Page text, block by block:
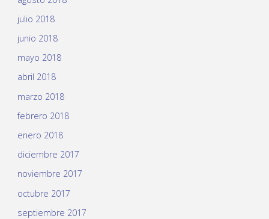
julio 2018
junio 2018
mayo 2018
abril 2018
marzo 2018
febrero 2018
enero 2018
diciembre 2017
noviembre 2017
octubre 2017
septiembre 2017